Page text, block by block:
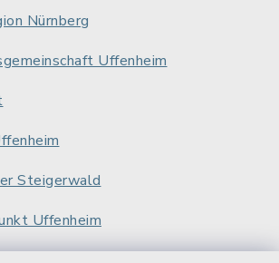
Nürnberg
Uffenheim
Steigerwald
Uffenheim